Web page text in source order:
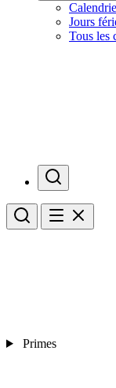
Jours
Tous les
Primes